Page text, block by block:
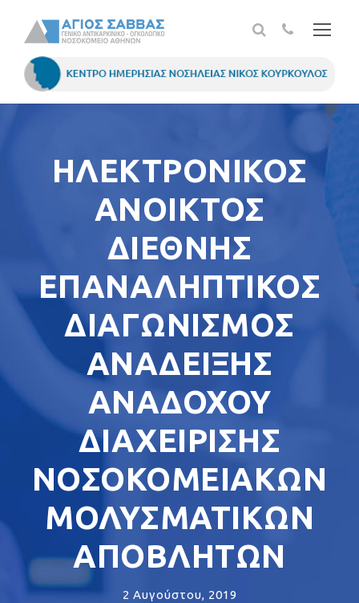
ΗΛΕΚΤΡΟΝΙΚΟΣ
ΑΝΟΙΚΤΟΣ
ΔΙΕΘΝΗΣ
ΕΠΑΝΑΛΗΠΤΙΚΟΣ
ΔΙΑΓΩΝΙΣΜΟΣ
ΑΝΑΔΕΙΞΗΣ
ΑΝΑΔΟΧΟΥ
ΔΙΑΧΕΙΡΙΣΗΣ
ΝΟΣΟΚΟΜΕΙΑΚΩΝ
ΜΟΛΥΣΜΑΤΙΚΩΝ
ΑΠΟΒΛΗΤΩΝ
2 Αυγούστου, 2019